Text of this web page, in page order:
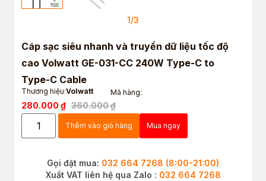
1/3
Cáp sạc siêu nhanh và truyền dữ liệu tốc độ
cao Volwatt GE-031-CC 240W Type-C to
Type-C Cable
Thương hiệu:Volwatt Mã hàng:
280.000 ₫ 360.000₫
Thêm vào giỏ hàng Mua ngay
Gọi đặt mua: 032 664 7268 (8:00-21:00)
Xuất VAT liên hệ qua Zalo : 032 664 7268